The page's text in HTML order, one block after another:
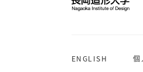
ENGLISH 個